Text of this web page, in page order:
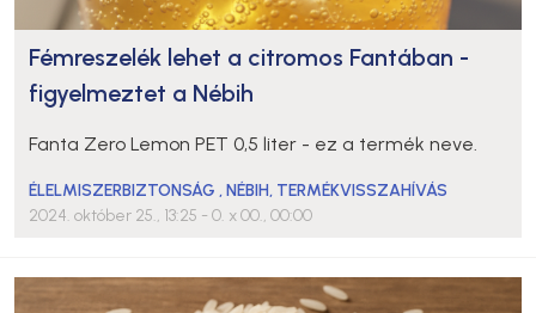
Fémreszelék lehet a citromos Fantában -
figyelmeztet a Nébih
Fanta Zero Lemon PET 0,5 liter - ez a termék neve.
ÉLELMISZERBIZTONSÁG ,NÉBIH, TERMÉKVISSZAHÍVÁS
2024. október 25., 13:25 - 0. x 00., 00:00